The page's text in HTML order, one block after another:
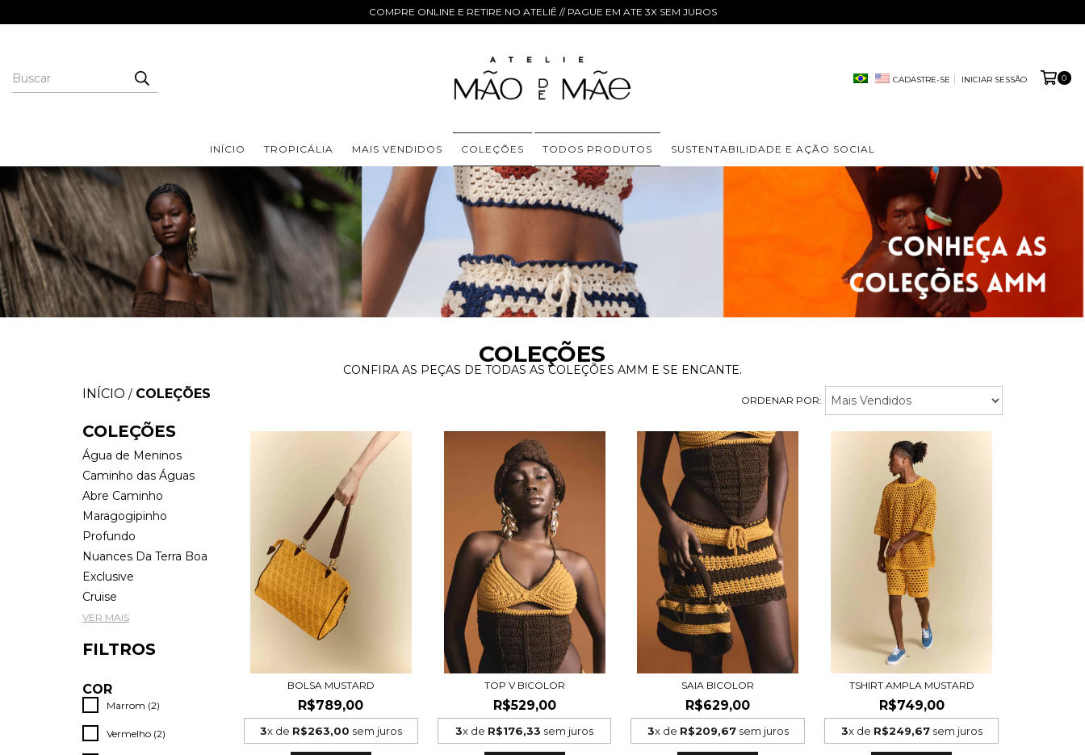
COMPRE ONLINE E RETIRE NO ATELIÊ // PAGUE EM ATE 3X SEM JUROS
CADASTRE-SE INICIAR SESSÃO 0
INÍCIO TROPICÁLIA MAIS VENDIDOS COLEÇÕES TODOS PRODUTOS SUSTENTABILIDADE E AÇÃO SOCIAL
COLEÇÕES
CONFIRA AS PEÇAS DE TODAS AS COLEÇÕES AMM E SE ENCANTE.
INÍCIO / COLEÇÕES ORDENAR POR:
COLEÇÕES
Água de Meninos
Caminho das Águas
Abre Caminho
Maragogipinho
Profundo
Nuances Da Terra Boa
Exclusive
Cruise
VER MAIS
FILTROS
COR
Marrom (2)
Vermelho (2)
BOLSA MUSTARD
R$789,00
3x de R$263,00 sem juros
TOP V BICOLOR
R$529,00
3x de R$176,33 sem juros
SAIA BICOLOR
R$629,00
3x de R$209,67sem juros
TSHIRT AMPLA MUSTARD
R$749,00
3x de R$249,67sem juros